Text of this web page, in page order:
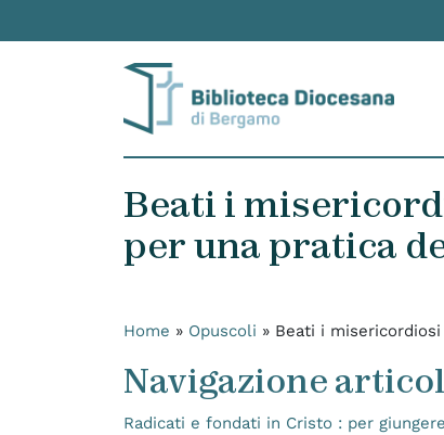
Beati i
per una pratica
Home » Opuscoli » Beati i
Navigazione
Radicati e fondati in Cristo : per